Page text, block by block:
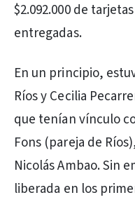
$2.092.000 de
entregadas.
En un principio,
Ríos y Cecilia
que tenían vínculo
Fons (pareja de
Nicolás Ambao. Sin
liberada en los